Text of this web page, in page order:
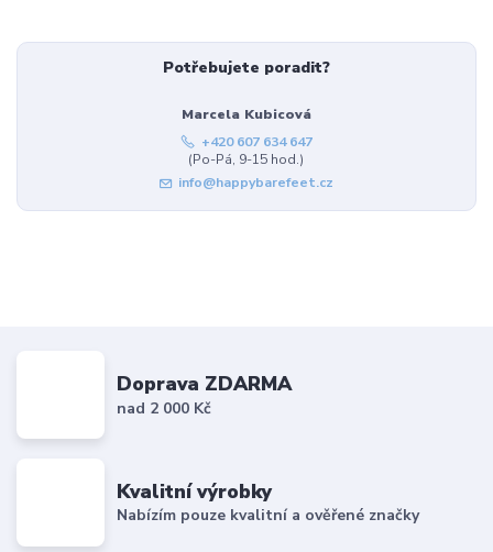
Potřebujete poradit?
Marcela Kubicová
+420 607 634 647
(Po-Pá, 9-15 hod.)
info@happybarefeet.cz
Doprava ZDARMA
nad 2 000 Kč
Kvalitní výrobky
Nabízím pouze kvalitní a ověřené značky